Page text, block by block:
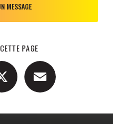
MESSAGE
PAGE